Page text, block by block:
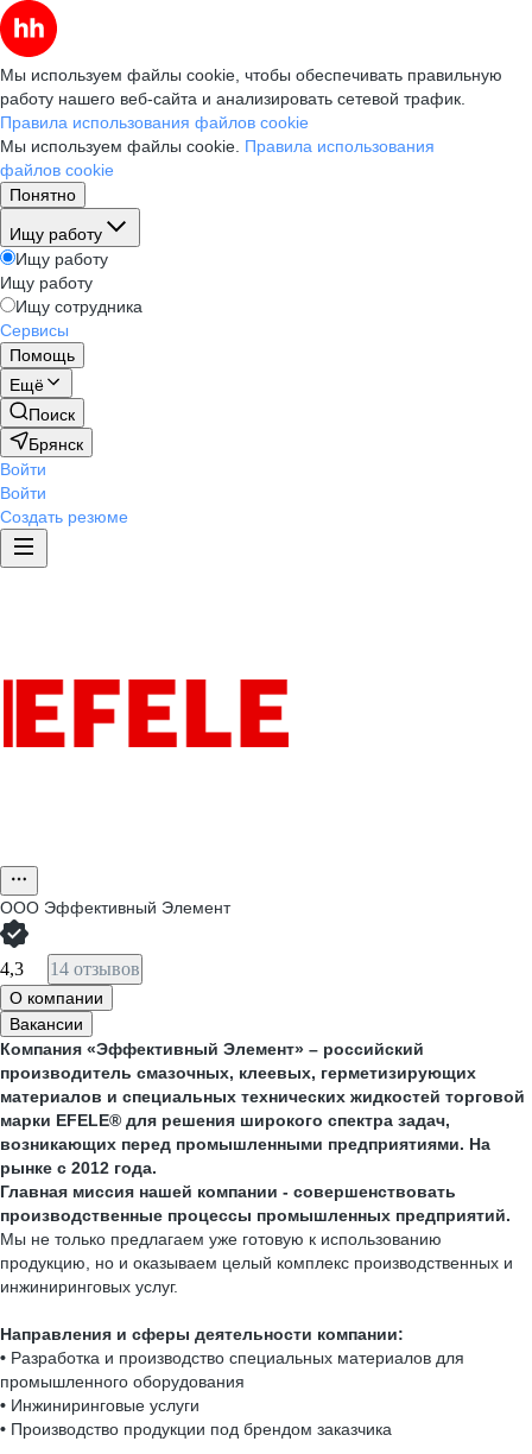
Мы используем файлы cookie, чтобы обеспечивать правильную
работу нашего веб-сайта и анализировать сетевой трафик.
Правила использования файлов cookie
Мы используем файлы cookie. Правила использования
файлов cookie
Понятно
Ищу работу
Ищу работу
Ищу работу
Ищу сотрудника
Сервисы
Помощь
Ещё
Поиск
Брянск
Войти
Войти
Создать резюме
ООО Эффективный Элемент
4,3 14 отзывов
О компании
Вакансии
Компания «Эффективный Элемент» – российский
производитель смазочных, клеевых, герметизирующих
материалов и специальных технических жидкостей торговой
марки EFELE® для решения широкого спектра задач,
возникающих перед промышленными предприятиями. На
рынке с 2012 года.
Главная миссия нашей компании - совершенствовать
производственные процессы промышленных предприятий.
Мы не только предлагаем уже готовую к использованию
продукцию, но и оказываем целый комплекс производственных и
инжиниринговых услуг.
Направления и сферы деятельности компании:
• Разработка и производство специальных материалов для
промышленного оборудования
• Инжиниринговые услуги
• Производство продукции под брендом заказчика